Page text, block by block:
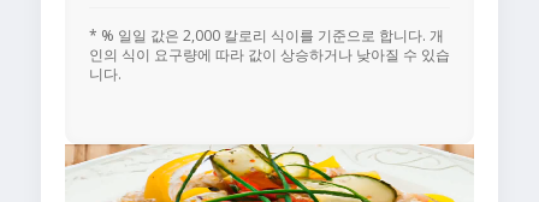
* % 일일 값은 2,000 칼로리 식이를 기준으로 합니다. 개
인의 식이 요구량에 따라 값이 상승하거나 낮아질 수 있습
니다.